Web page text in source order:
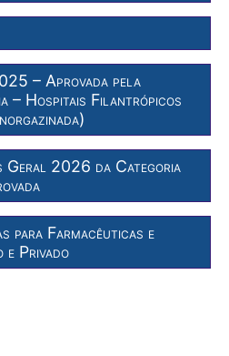
– Aprovada pela
– Hospitais Filantrópicos
Geral 2026 da Categoria
para Farmacêuticas e
e Privado